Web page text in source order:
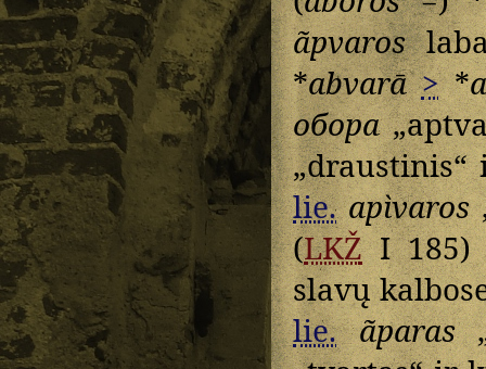
ãpvaros
*abvarā >*
обора
lie. apìvaros
(LKŽI
slavų
lie. ãparas